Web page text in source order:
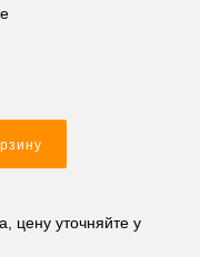
цену уточняйте у